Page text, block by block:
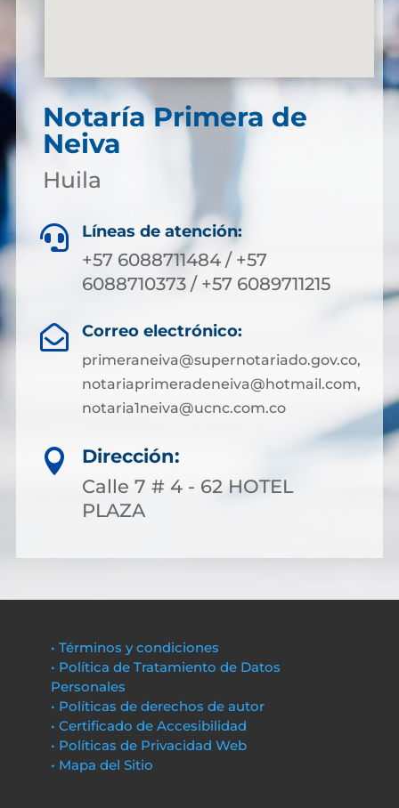
Notaría Primera de
Neiva
Huila
 Líneas de atención:
+57 6088711484 / +57
6088710373 / +57 6089711215
 Correo electrónico:
primeraneiva@supernotariado.gov.co,
notariaprimeradeneiva@hotmail.com,
notaria1neiva@ucnc.com.co

Dirección:
Calle 7 # 4 - 62 HOTEL
PLAZA
• Términos y condiciones
• Política de Tratamiento de Datos
Personales
• Políticas de derechos de autor
• Certificado de Accesibilidad
• Políticas de Privacidad Web
• Mapa del Sitio